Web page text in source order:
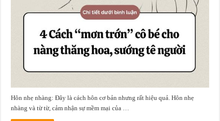
Hôn nhẹ nhàng: Đây là cách hôn cơ bản nhưng rất hiệu quả. Hôn nhẹ
nhàng và từ từ, cảm nhận sự mềm mại của …